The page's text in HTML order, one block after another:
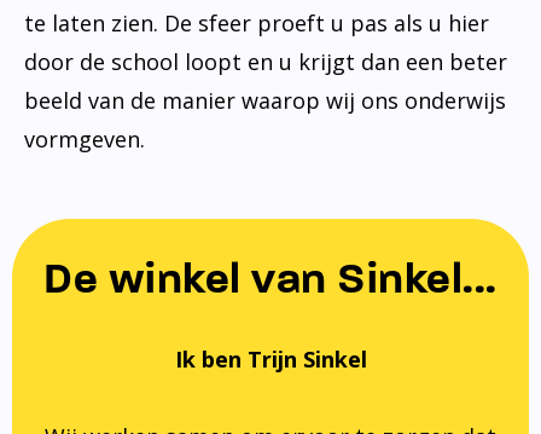
te laten zien. De sfeer proeft u pas als u hier
door de school loopt en u krijgt dan een beter
beeld van de manier waarop wij ons onderwijs
vormgeven.
De winkel van Sinkel...
Ik ben Trijn Sinkel